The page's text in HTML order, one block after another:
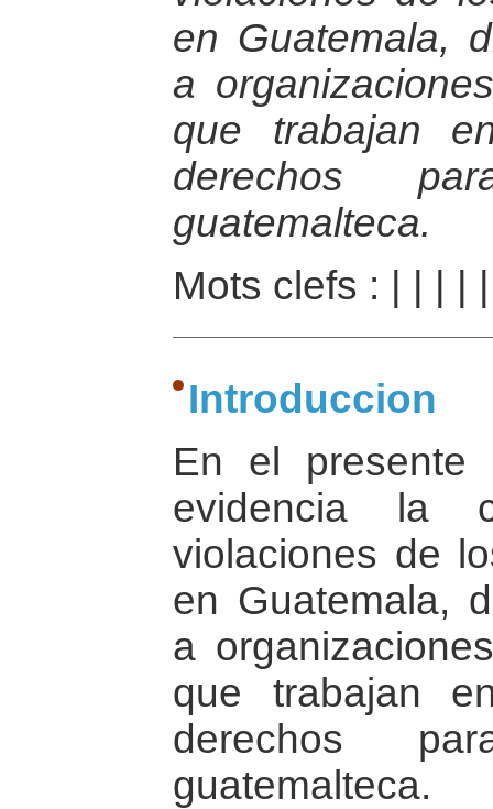
en Guatemala,
a
que trabajan
derechos
guatemalteca.
Mots clefs :
Introduccion
En el presente
evidencia la
violaciones de
en Guatemala,
a
que trabajan
derechos
guatemalteca.